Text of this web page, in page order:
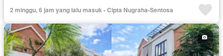
2 minggu, 6 jam yang lalu masuk - Cipta Nugraha-Sentosa